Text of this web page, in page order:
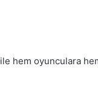
hem oyunculara